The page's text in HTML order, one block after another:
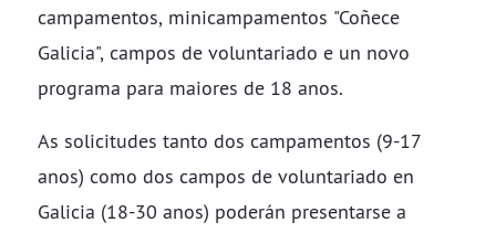
campamentos, minicampamentos "Coñece
Galicia", campos de voluntariado e un novo
programa para maiores de 18 anos.
As solicitudes tanto dos campamentos (9-17
anos) como dos campos de voluntariado en
Galicia (18-30 anos) poderán presentarse a